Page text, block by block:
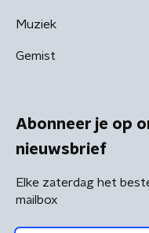
Muziek
Gemist
Abonneer je op
nieuwsbrief
Elke zaterdag het
mailbox